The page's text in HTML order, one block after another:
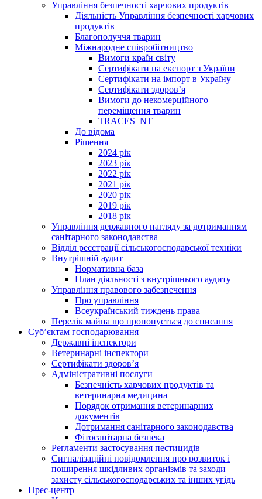
Управління безпечності харчових продуктів
Діяльність Управління безпечності харчових
продуктів
Благополуччя тварин
Міжнародне співробітництво
Вимоги країн світу
Сертифікати на експорт з України
Сертифікати на імпорт в Україну
Сертифікати здоров’я
Вимоги до некомерційного
переміщення тварин
TRACES_NT
До відома
Рішення
2024 рік
2023 рік
2022 рік
2021 рік
2020 рік
2019 рік
2018 рік
Управління державного нагляду за дотриманням
санітарного законодавства
Відділ реєстрації сільськогосподарської техніки
Внутрішній аудит
Нормативна база
План діяльності з внутрішнього аудиту
Управління правового забезпечення
Про управління
Всеукраїнський тиждень права
Перелік майна що пропонується до списання
Суб’єктам господарювання
Державні інспектори
Ветеринарні інспектори
Сертифікати здоров’я
Адміністративні послуги
Безпечність харчових продуктів та
ветеринарна медицина
Порядок отримання ветеринарних
документів
Дотримання санітарного законодавства
Фітосанітарна безпека
Регламенти застосування пестицидів
Сигналізаційні повідомлення про розвиток і
поширення шкідливих організмів та заходи
захисту сільськогосподарських та інших угідь
Прес-центр